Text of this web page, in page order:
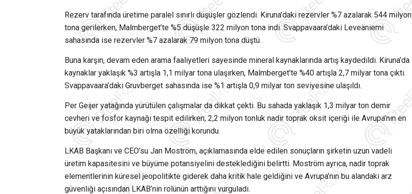
Rezerv tarafında üretime paralel sınırlı düşüşler gözlendi. Kiruna’daki rezervler %7 azalarak 544 milyon
tona gerilerken, Malmberget’te %5 düşüşle 322 milyon tona indi. Svappavaara’daki Leveäniemi
sahasında ise rezervler %7 azalarak 79 milyon tona düştü.
Buna karşın, devam eden arama faaliyetleri sayesinde mineral kaynaklarında artış kaydedildi. Kiruna’da
kaynaklar yaklaşık %3 artışla 1,1 milyar tona ulaşırken, Malmberget’te %40 artışla 2,7 milyar tona çıktı.
Svappavaara’daki Gruvberget sahasında ise %1 artışla 0,9 milyar ton seviyesine ulaşıldı.
Per Geijer yatağında yürütülen çalışmalar da dikkat çekti. Bu sahada yaklaşık 1,3 milyar ton demir
cevheri ve fosfor kaynağı tespit edilirken, 2,2 milyon tonluk nadir toprak oksit içeriği ile Avrupa’nın en
büyük yataklarından biri olma özelliği korundu.
LKAB Başkanı ve CEO’su Jan Moström, açıklamasında elde edilen sonuçların şirketin uzun vadeli
üretim kapasitesini ve büyüme potansiyelini desteklediğini belirtti. Moström ayrıca, nadir toprak
elementlerinin küresel jeopolitikte giderek daha kritik hale geldiğini ve Avrupa’nın bu alandaki arz
güvenliği açısından LKAB’nin rolünün arttığını vurguladı.